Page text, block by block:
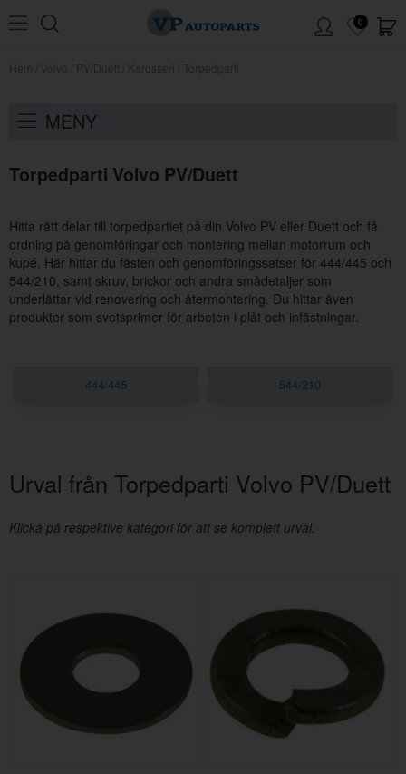
0
MENY
Torpedparti Volvo PV/Duett
Hitta rätt delar till torpedpartiet på din Volvo PV eller Duett och få
ordning på genomföringar och montering mellan motorrum och
kupé. Här hittar du fästen och genomföringssatser för 444/445 och
544/210, samt skruv, brickor och andra smådetaljer som
underlättar vid renovering och återmontering. Du hittar även
produkter som svetsprimer för arbeten i plåt och infästningar.
444/445 544/210
Urval från Torpedparti Volvo PV/Duett
Klicka på respektive kategori för att se komplett urval.